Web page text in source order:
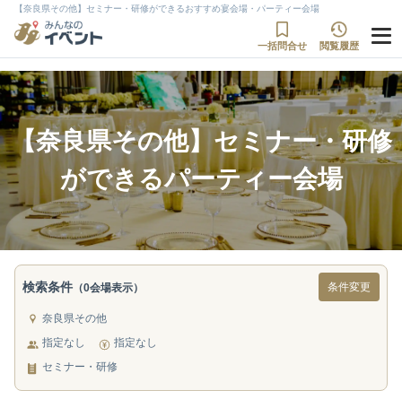
【奈良県その他】セミナー・研修ができるおすすめ宴会場・パーティー会場
一括問合せ 閲覧履歴
【奈良県その他】セミナー・研修
ができるパーティー会場
検索条件 （0会場表示） 条件変更
奈良県その他
指定なし
指定なし
セミナー・研修